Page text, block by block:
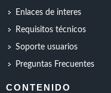
Enlaces de interes
Requisitos técnicos
Soporte usuarios
Preguntas Frecuentes
CONTENIDO